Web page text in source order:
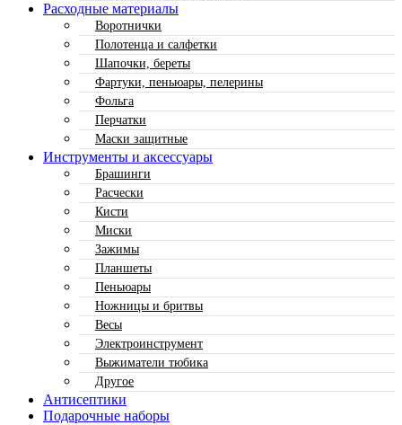
Расходные материалы
Воротнички
Полотенца и салфетки
Шапочки, береты
Фартуки, пеньюары, пелерины
Фольга
Перчатки
Маски защитные
Инструменты и аксессуары
Брашинги
Расчески
Кисти
Миски
Зажимы
Планшеты
Пеньюары
Ножницы и бритвы
Весы
Электроинструмент
Выжиматели тюбика
Другое
Антисептики
Подарочные наборы